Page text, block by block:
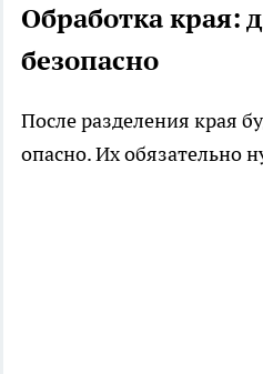
Обработка края:
безопасно
После разделения края
опасно. Их обязательно